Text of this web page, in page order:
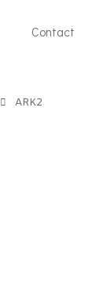
Contact
ARK2